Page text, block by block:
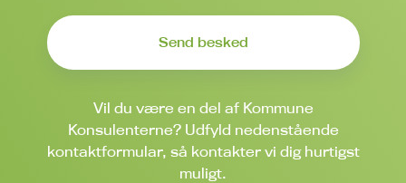
Vil du være en del af Kommune
Konsulenterne? Udfyld nedenstående
kontaktformular, så kontakter vi dig hurtigst
muligt.